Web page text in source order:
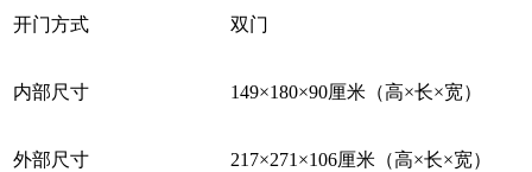
开门方式 双门
内部尺寸 149×180×90厘米（高×长×宽）
外部尺寸 217×271×106厘米（高×长×宽）